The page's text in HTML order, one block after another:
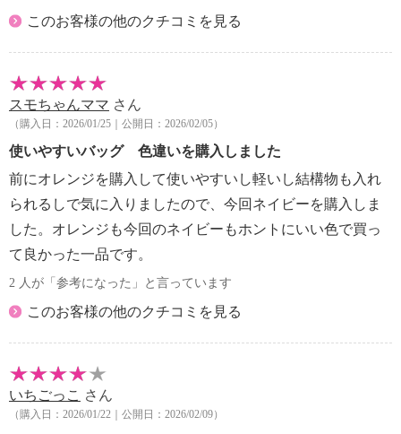
【サイズ】
・約縦２３ｃｍ×最大横４２ｃｍ×マチ１３ｃｍ
・Ａ４サイズ：不可
【重さ】
・約４６５ｇ
・個体差あり
【原産国（地）】
・中国製
このお客様の他のクチコミを見る
スモちゃんママ さん
（購入日：2026/01/25｜公開日：2026/02/05）
使いやすいバッグ 色違いを購入しました
前にオレンジを購入して使いやすいし軽いし結構物も入れ
られるしで気に入りましたので、今回ネイビーを購入しま
した。オレンジも今回のネイビーもホントにいい色で買っ
て良かった一品です。
2 人が「参考になった」と言っています
このお客様の他のクチコミを見る
いちごっこ さん
（購入日：2026/01/22｜公開日：2026/02/09）